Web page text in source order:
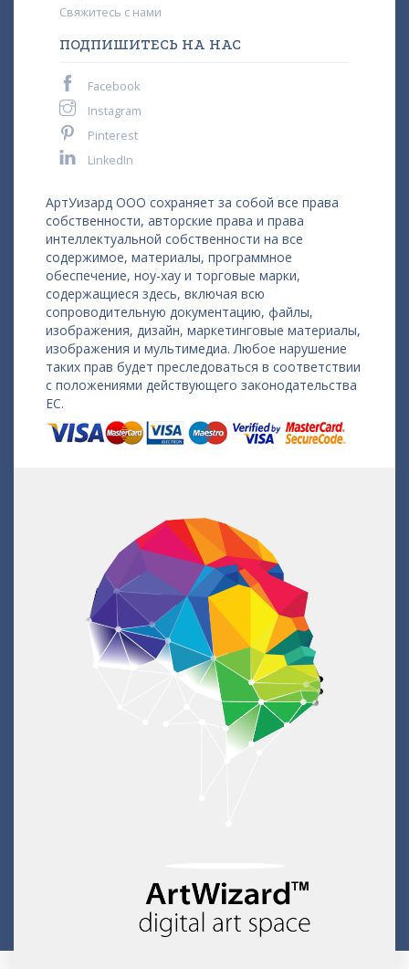
Свяжитесь с нами
ПОДПИШИТЕСЬ НА НАС
Facebook
Instagram
Pinterest
LinkedIn
АртУизард ООО сохраняет за собой все права
собственности, авторские права и права
интеллектуальной собственности на все
содержимое, материалы, программное
обеспечение, ноу-хау и торговые марки,
содержащиеся здесь, включая всю
сопроводительную документацию, файлы,
изображения, дизайн, маркетинговые материалы,
изображения и мультимедиа. Любое нарушение
таких прав будет преследоваться в соответствии
с положениями действующего законодательства
ЕС.